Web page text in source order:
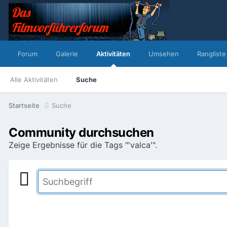
Forum Galerie Aktivitäten
Alle Aktivitäten Suche
Umsehen Rangliste
Startseite Suche
Community durchsuchen
Zeige Ergebnisse für die Tags "'valca'".